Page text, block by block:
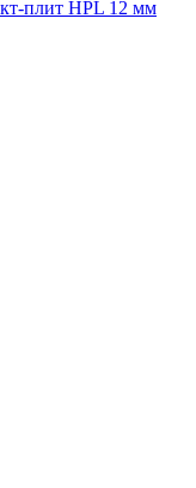
плит HPL 12 мм